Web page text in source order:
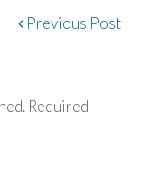
Previous Post
Required